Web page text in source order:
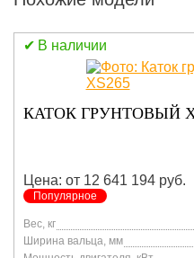
В наличии
КАТОК ГРУНТОВЫЙ
Цена: от 12 641 194 руб.
Популярное
Вес, кг
Ширина вальца, мм